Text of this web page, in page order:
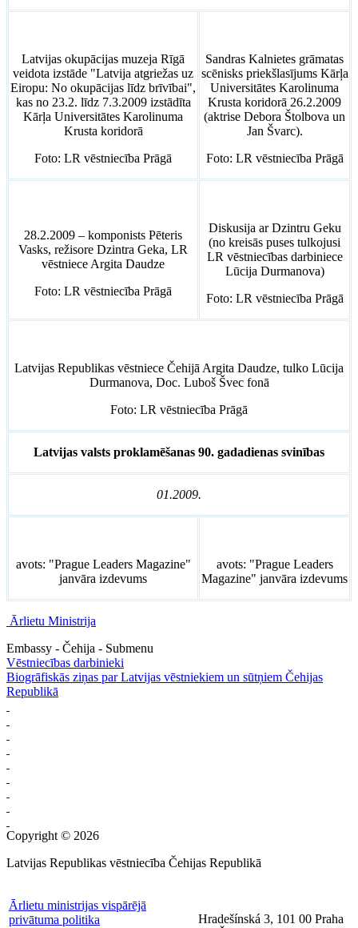
Latvijas okupācijas muzeja Rīgā
veidota izstāde "Latvija atgriežas uz
Eiropu: No okupācijas līdz brīvībai",
kas no 23.2. līdz 7.3.2009 izstādīta
Kārļa Universitātes Karolinuma
Krusta koridorā
Foto: LR vēstniecība Prāgā
Sandras Kalnietes grāmatas
scēnisks priekšlasījums Kārļa
Universitātes Karolinuma
Krusta koridorā 26.2.2009
(aktrise Debora Štolbova un
Jan Švarc).
Foto: LR vēstniecība Prāgā
28.2.2009 – komponists Pēteris
Vasks, režisore Dzintra Geka, LR
vēstniece Argita Daudze
Foto: LR vēstniecība Prāgā
Diskusija ar Dzintru Geku
(no kreisās puses tulkojusi
LR vēstniecības darbiniece
Lūcija Durmanova)
Foto: LR vēstniecība Prāgā
Latvijas Republikas vēstniece Čehijā Argita Daudze, tulko Lūcija
Durmanova, Doc. Luboš Švec fonā
Foto: LR vēstniecība Prāgā
Latvijas valsts proklamēšanas 90. gadadienas svinības
01.2009.
avots: "Prague Leaders Magazine"
janvāra izdevums
avots: "Prague Leaders
Magazine" janvāra izdevums
Ārlietu Ministrija
Embassy - Čehija - Submenu
Vēstniecības darbinieki
Biogrāfiskās ziņas par Latvijas vēstniekiem un sūtņiem Čehijas
Republikā
Copyright © 2026
Latvijas Republikas vēstniecība Čehijas Republikā
Ārlietu ministrijas vispārējā
privātuma politika
Hradešínská 3, 101 00 Praha